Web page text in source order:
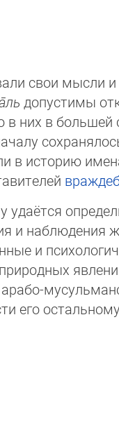
свои мысли
допустимы
в них в большей
в историю
и наблюдения
и
его